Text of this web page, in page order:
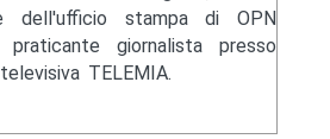
dell'ufficio stampa di OPN
giornalista presso
TELEMIA.